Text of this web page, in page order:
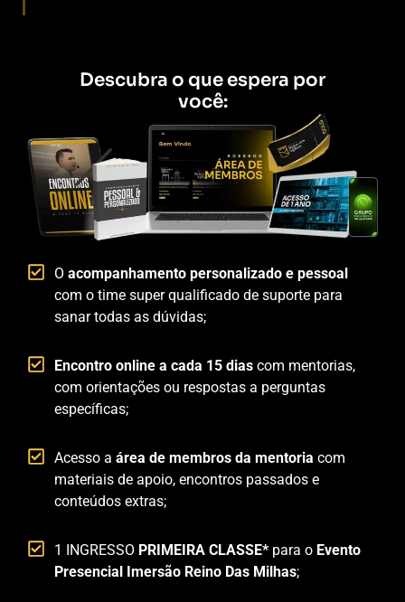
Descubra o que espera por
você:
O acompanhamento personalizado e pessoal
com o time super qualificado de suporte para
sanar todas as dúvidas;
Encontro online a cada 15 dias com mentorias,
com orientações ou respostas a perguntas
específicas;
Acesso a área de membros da mentoria com
materiais de apoio, encontros passados e
conteúdos extras;
1 INGRESSO PRIMEIRA CLASSE* para o Evento
Presencial Imersão Reino Das Milhas;